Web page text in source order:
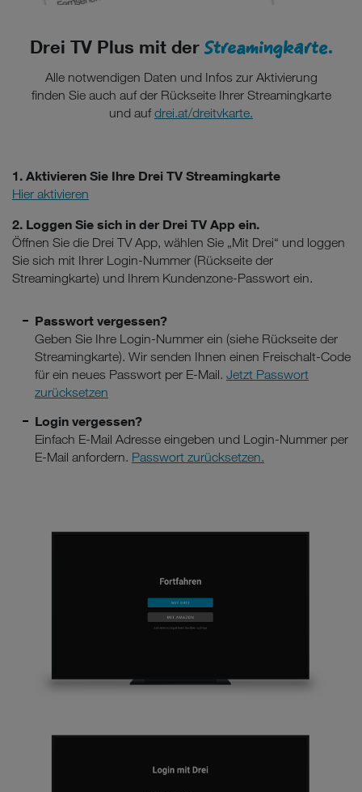
Drei TV Plus mit der Streamingkarte.
Alle notwendigen Daten und Infos zur Aktivierung
finden Sie auch auf der Rückseite Ihrer Streamingkarte
und aufdrei.at/dreitvkarte.
1. Aktivieren Sie Ihre Drei TV Streamingkarte
Hier aktivieren
2. Loggen Sie sich in der Drei TV App ein.
Öffnen Sie die Drei TV App, wählen Sie „Mit Drei“ und loggen
Sie sich mit Ihrer Login-Nummer (Rückseite der
Streamingkarte) und Ihrem Kundenzone-Passwort ein.
Passwort vergessen?
Geben Sie Ihre Login-Nummer ein (siehe Rückseite der
Streamingkarte). Wir senden Ihnen einen Freischalt-Code
für ein neues Passwort per E-Mail. Jetzt Passwort
zurücksetzen
Login vergessen?
Einfach E-Mail Adresse eingeben und Login-Nummer per
E-Mail anfordern. Passwort zurücksetzen.